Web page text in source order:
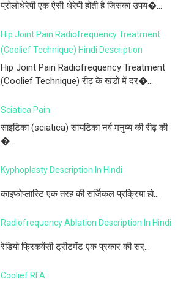
प्रोलोथेरेपी एक ऐसी थेरेपी होती है जिसका उपय�...
Hip Joint Pain Radiofrequency Treatment
(Coolief Technique) Hindi Description
Hip Joint Pain Radiofrequency Treatment
(Coolief Technique) रीढ़ के खंडों में दर�...
Sciatica Pain
साइटिका (sciatica) सायटिका नर्व मनुष्य की रीढ़ की
�...
Kyphoplasty Description In Hindi
काइफोप्लास्टि एक तरह की सर्जिकल प्रक्रिया हो...
Radiofrequency Ablation Description In Hindi
रेडियो फ्रिकवेंसी ट्रीटमेंट एक प्रकार की सर्...
Coolief RFA